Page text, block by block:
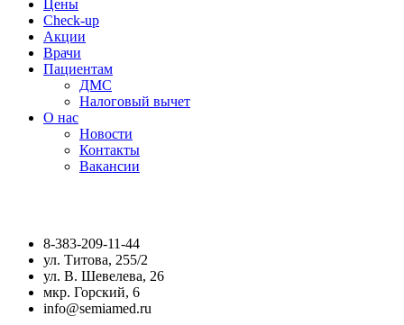
Цены
Check-up
Акции
Врачи
Пациентам
ДМС
Налоговый вычет
О нас
Новости
Контакты
Вакансии
8-383-209-11-44
ул. Титова, 255/2
ул. В. Шевелева, 26
мкр. Горский, 6
info@semiamed.ru